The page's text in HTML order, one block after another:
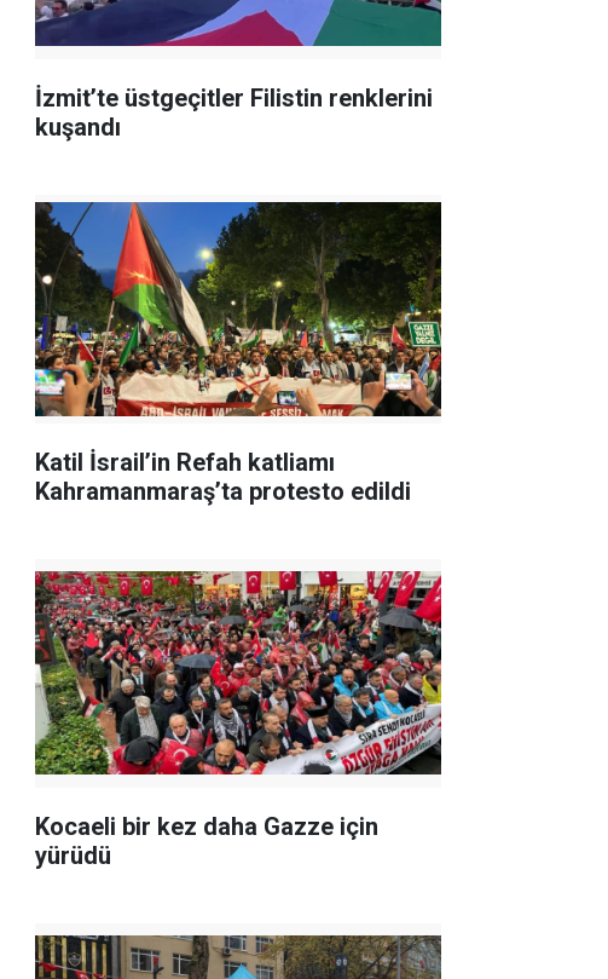
İzmit’te üstgeçitler Filistin renklerini
kuşandı
Katil İsrail’in Refah katliamı
Kahramanmaraş’ta protesto edildi
Kocaeli bir kez daha Gazze için
yürüdü